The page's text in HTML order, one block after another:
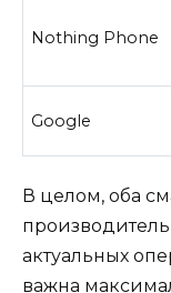
Nothing Phone
Google
В целом, оба
актуальных
важна